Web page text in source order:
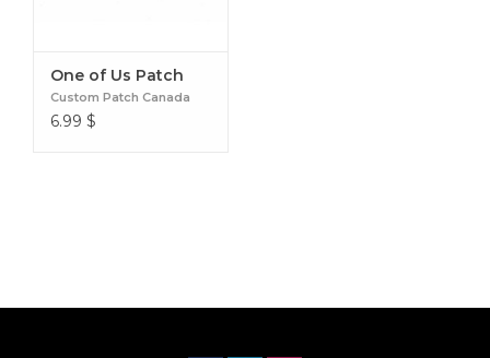
One of Us Patch
Custom Patch Canada
6.99 $